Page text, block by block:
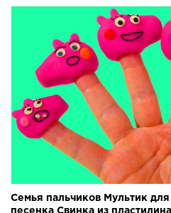
Семья пальчиков Мультик
песенка Свинка из